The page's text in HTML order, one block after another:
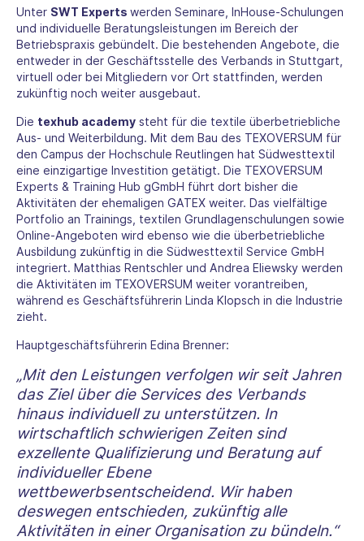
Unter SWT Experts werden Seminare, InHouse-Schulungen
und individuelle Beratungsleistungen im Bereich der
Betriebspraxis gebündelt. Die bestehenden Angebote, die
entweder in der Geschäftsstelle des Verbands in Stuttgart,
virtuell oder bei Mitgliedern vor Ort stattfinden, werden
zukünftig noch weiter ausgebaut.
Die texhub academy steht für die textile überbetriebliche
Aus- und Weiterbildung. Mit dem Bau des TEXOVERSUM für
den Campus der Hochschule Reutlingen hat Südwesttextil
eine einzigartige Investition getätigt. Die TEXOVERSUM
Experts & Training Hub gGmbH führt dort bisher die
Aktivitäten der ehemaligen GATEX weiter. Das vielfältige
Portfolio an Trainings, textilen Grundlagenschulungen sowie
Online-Angeboten wird ebenso wie die überbetriebliche
Ausbildung zukünftig in die Südwesttextil Service GmbH
integriert. Matthias Rentschler und Andrea Eliewsky werden
die Aktivitäten im TEXOVERSUM weiter vorantreiben,
während es Geschäftsführerin Linda Klopsch in die Industrie
zieht.
Hauptgeschäftsführerin Edina Brenner:
„Mit den Leistungen verfolgen wir seit Jahren
das Ziel über die Services des Verbands
hinaus individuell zu unterstützen. In
wirtschaftlich schwierigen Zeiten sind
exzellente Qualifizierung und Beratung auf
individueller Ebene
wettbewerbsentscheidend. Wir haben
deswegen entschieden, zukünftig alle
Aktivitäten in einer Organisation zu bündeln.“